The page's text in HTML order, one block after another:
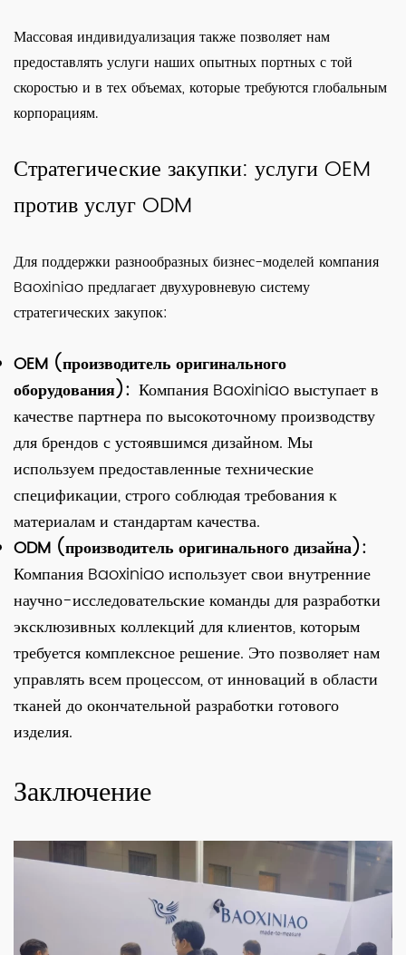
Массовая индивидуализация также позволяет нам
предоставлять услуги наших опытных портных с той
скоростью и в тех объемах, которые требуются глобальным
корпорациям.
Стратегические закупки: услуги OEM
против услуг ODM
Для поддержки разнообразных бизнес-моделей компания
Baoxiniao предлагает двухуровневую систему
стратегических закупок:
OEM (производитель оригинального
оборудования): Компания Baoxiniao выступает в
качестве партнера по высокоточному производству
для брендов с устоявшимся дизайном. Мы
используем предоставленные технические
спецификации, строго соблюдая требования к
материалам и стандартам качества.
ODM (производитель оригинального дизайна):
Компания Baoxiniao использует свои внутренние
научно-исследовательские команды для разработки
эксклюзивных коллекций для клиентов, которым
требуется комплексное решение. Это позволяет нам
управлять всем процессом, от инноваций в области
тканей до окончательной разработки готового
изделия.
Заключение